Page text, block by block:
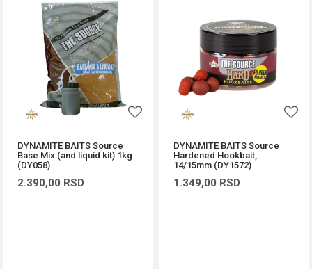
DYNAMITE BAITS Source
Base Mix (and liquid kit) 1kg
(DY058)
2.390,00 RSD
DYNAMITE BAITS Source
Hardened Hookbait,
14/15mm (DY1572)
1.349,00 RSD